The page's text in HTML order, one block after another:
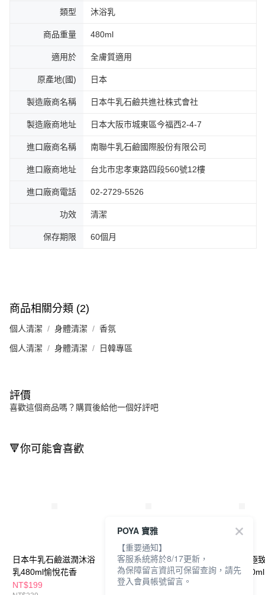
類型 沐浴乳
商品重量 480ml
適用於 全膚質適用
原產地(國) 日本
製造廠商名稱 日本牛乳石鹼共進社株式會社
製造廠商地址 日本大阪市城東區今福西2-4-7
進口廠商名稱 南聯牛乳石鹼國際股份有限公司
進口廠商地址 台北市忠孝東路四段560號12樓
進口廠商電話 02-2729-5526
功效 清潔
保存期限 60個月
商品相關分類 (2)
個人清潔 身體清潔 香氛
個人清潔 身體清潔 日韓專區
評價
喜歡這個商品嗎？購買後給他一個好評吧
🔻你可能會喜歡
日本牛乳石鹼滋潤沐浴
乳480ml愉悅花香
NT$199
日本牛乳石鹼極致水潤
沐浴乳460ml
NT$199
日本牛乳石鹼極
沐浴乳補充340ml
POYA 寶雅
【重要通知】
客服系統將於8/17更新，
為保障留言資訊可保留查詢，請先
登入會員帳號留言。